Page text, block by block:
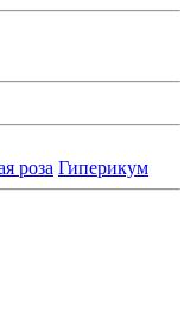
роза Гиперикум